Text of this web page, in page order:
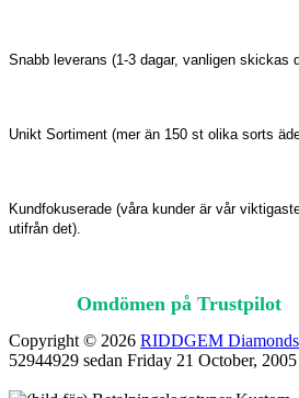
Snabb leverans (1-3 dagar, vanligen skickas
Unikt Sortiment (mer än 150 st olika sorts
Kundfokuserade (våra kunder är vår
utifrån det).
Omdömen på Trustpilot
Copyright © 2026 RIDDGEM Diamonds
52944929 sedan Friday 21 October, 2005